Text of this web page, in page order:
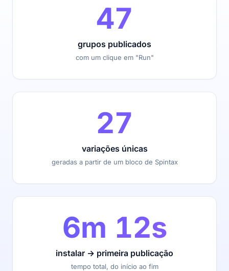
47
grupos publicados
com um clique em "Run"
27
variações únicas
geradas a partir de um bloco de Spintax
6m 12s
instalar → primeira publicação
tempo total, do início ao fim